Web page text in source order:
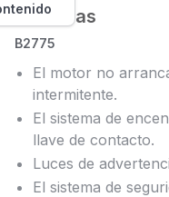
Síntomas
B2775
El motor no
intermitente.
El sistema de
llave de contacto.
Luces de
El sistema de